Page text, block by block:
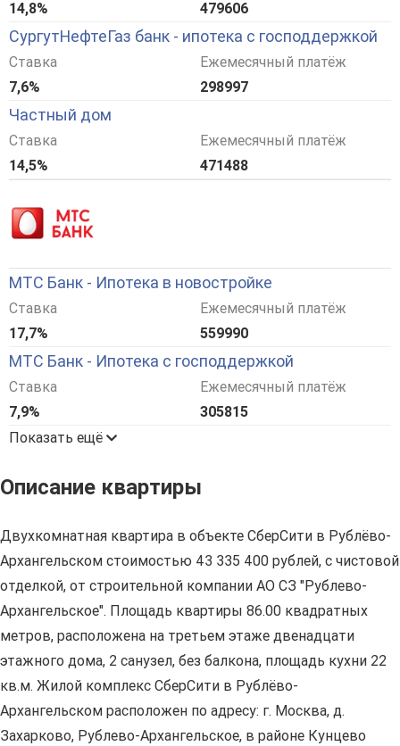
14,8% 479606
СургутНефтеГаз банк - ипотека с господдержкой
Ставка
7,6%
Ежемесячный платёж
298997
Частный дом
Ставка
14,5%
Ежемесячный платёж
471488
МТС Банк - Ипотека в новостройке
Ставка
17,7%
Ежемесячный платёж
559990
МТС Банк - Ипотека с господдержкой
Ставка
7,9%
Ежемесячный платёж
305815
Показать ещё
Описание квартиры
Двухкомнатная квартира в объекте СберСити в Рублёво-
Архангельском стоимостью 43 335 400 рублей, с чистовой
отделкой, от строительной компании АО СЗ "Рублево-
Архангельское". Площадь квартиры 86.00 квадратных
метров, расположена на третьем этаже двенадцати
этажного дома, 2 санузел, без балкона, площадь кухни 22
кв.м. Жилой комплекс СберСити в Рублёво-
Архангельском расположен по адресу: г. Москва, д.
Захарково, Рублево-Архангельское, в районе Кунцево